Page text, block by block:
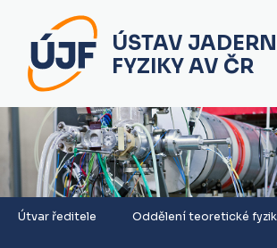
ÚSTAV
FYZIKY AV ČR
Útvar ředitele Oddělení teoretické